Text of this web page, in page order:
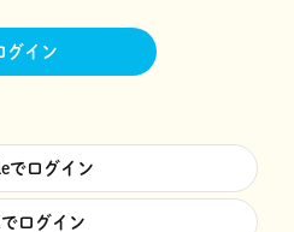
グイン
でログイン
でログイン